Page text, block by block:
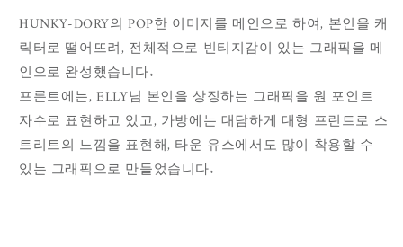
HUNKY-DORY의 POP한 이미지를 메인으로 하여, 본인을 캐
릭터로 떨어뜨려, 전체적으로 빈티지감이 있는 그래픽을 메
인으로 완성했습니다.
프론트에는, ELLY님 본인을 상징하는 그래픽을 원 포인트
자수로 표현하고 있고, 가방에는 대담하게 대형 프린트로 스
트리트의 느낌을 표현해, 타운 유스에서도 많이 착용할 수
있는 그래픽으로 만들었습니다.